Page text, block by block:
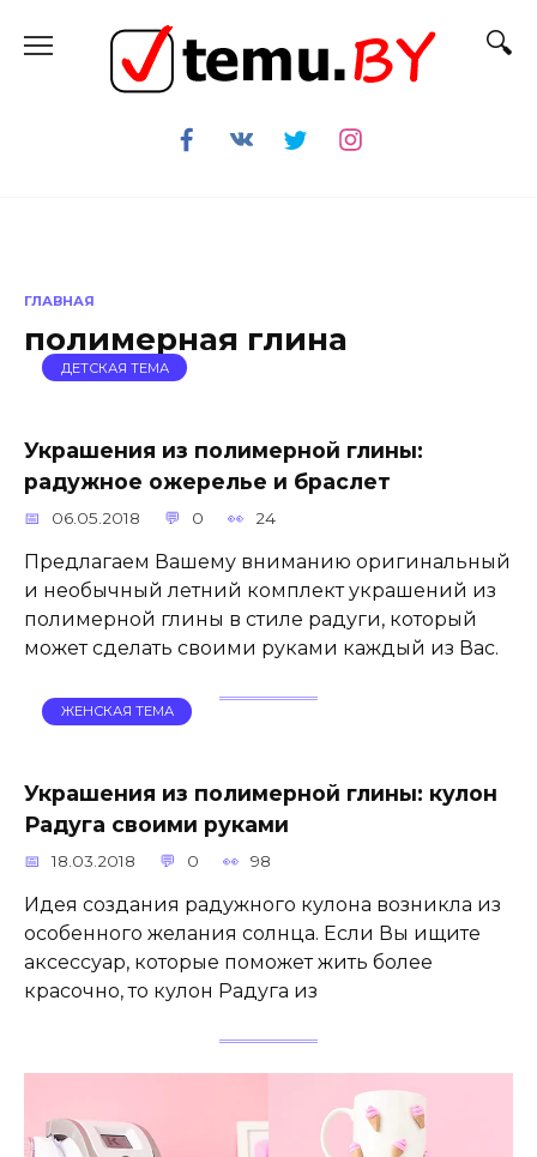
содержанию
ГЛАВНАЯ
полимерная глина
ДЕТСКАЯ ТЕМА
Украшения из полимерной глины:
радужное ожерелье и браслет
06.05.2018 0 24
Предлагаем Вашему вниманию оригинальный
и необычный летний комплект украшений из
полимерной глины в стиле радуги, который
может сделать своими руками каждый из Вас.
ЖЕНСКАЯ ТЕМА
Украшения из полимерной глины: кулон
Радуга своими руками
18.03.2018 0 98
Идея создания радужного кулона возникла из
особенного желания солнца. Если Вы ищите
аксессуар, которые поможет жить более
красочно, то кулон Радуга из